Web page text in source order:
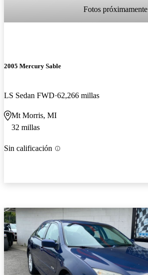
Fotos próximamente
2005 Mercury Sable
LS Sedan FWD 62,266 millas
Mt Morris, MI
32 millas
Sin calificación